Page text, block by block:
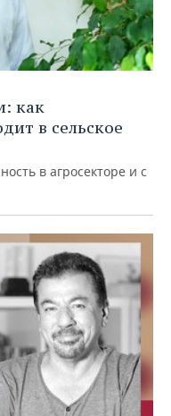
как
в сельское
в агросекторе и с